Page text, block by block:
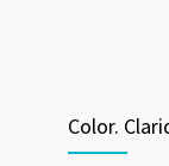
Color.